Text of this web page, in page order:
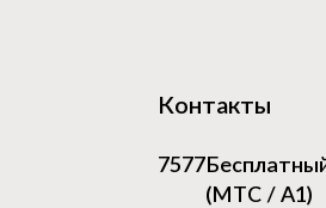
Контакты
7577
(МТС / А1)